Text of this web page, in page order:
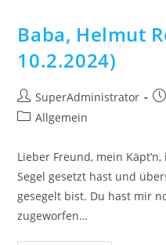
Baba, Helmut
10.2.2024)
SuperAdministrator
Allgemein
Lieber Freund, mein
Segel gesetzt hast und
gesegelt bist. Du hast mir
zugeworfen…